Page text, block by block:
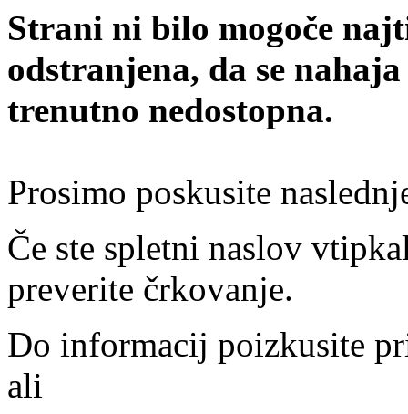
Strani ni bilo mogoče
odstranjena, da se
trenutno nedostopna.
Prosimo poskusite
Če ste spletni naslov
preverite črkovanje.
Do informacij poizkusite
ali